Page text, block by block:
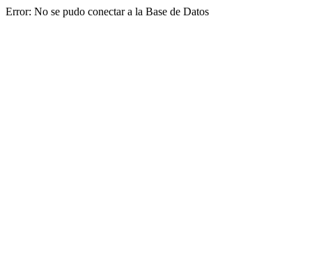
Error: No se pudo conectar a la Base de Datos